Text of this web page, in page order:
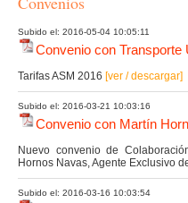
Subido el: 2016-05-04 10:05:11
Convenio con Transporte
Tarifas ASM 2016 [ver / descargar]
Subido el: 2016-03-21 10:03:16
Convenio con Martín
Nuevo convenio de
Hornos Navas, Agente Exclusivo
Subido el: 2016-03-16 10:03:54